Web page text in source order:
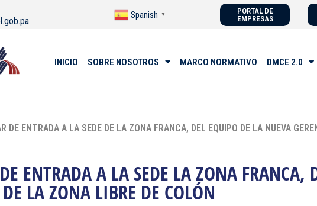
Spanish ▼
PORTAL DE
EMPRESAS
INICIO SOBRE NOSOTROS MARCO NORMATIVO DMCE 2.0
DE ENTRADA A LA SEDE DE LA ZONA FRANCA, DEL EQUIPO DE LA NUEVA
ENTRADA A LA SEDE LA ZONA FRANCA,
LA ZONA LIBRE DE COLÓN